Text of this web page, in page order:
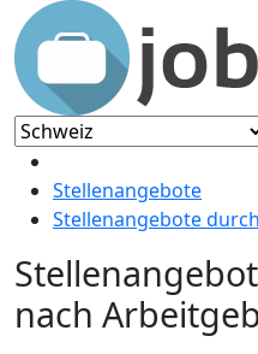
Stellenangebote
Stellenangebote
nach